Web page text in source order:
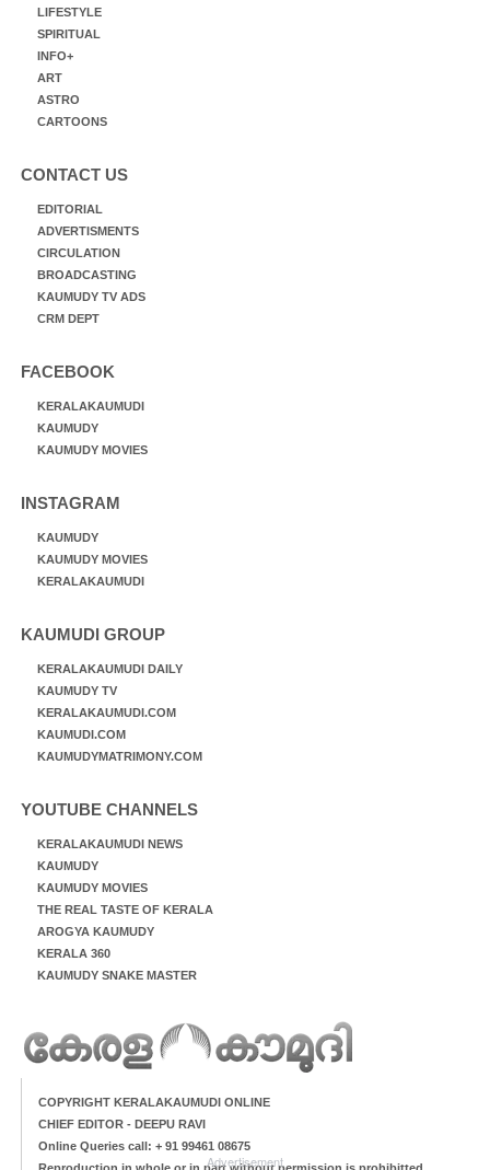
LIFESTYLE
SPIRITUAL
INFO+
ART
ASTRO
CARTOONS
CONTACT US
EDITORIAL
ADVERTISMENTS
CIRCULATION
BROADCASTING
KAUMUDY TV ADS
CRM DEPT
FACEBOOK
KERALAKAUMUDI
KAUMUDY
KAUMUDY MOVIES
INSTAGRAM
KAUMUDY
KAUMUDY MOVIES
KERALAKAUMUDI
KAUMUDI GROUP
KERALAKAUMUDI DAILY
KAUMUDY TV
KERALAKAUMUDI.COM
KAUMUDI.COM
KAUMUDYMATRIMONY.COM
YOUTUBE CHANNELS
KERALAKAUMUDI NEWS
KAUMUDY
KAUMUDY MOVIES
THE REAL TASTE OF KERALA
AROGYA KAUMUDY
KERALA 360
KAUMUDY SNAKE MASTER
COPYRIGHT KERALAKAUMUDI ONLINE
CHIEF EDITOR - DEEPU RAVI
Online Queries call: + 91 99461 08675
Advertisement